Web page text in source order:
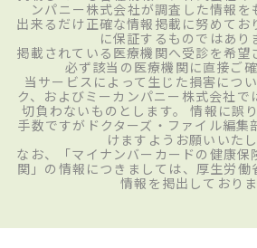
ンパニー株式会社が調査した情報を
出来るだけ正確な情報掲載に努めてお
に保証するものではあり
掲載されている医療機関へ受診を希望
必ず該当の医療機関に直接ご確
当サービスによって生じた損害につ
ク、およびミーカンパニー株式会社で
切負わないものとします。 情報に誤
手数ですがドクターズ・ファイル編集
けますようお願いいたし
なお、「マイナンバーカードの健康保
関」の情報につきましては、厚生労働
情報を掲出しておりま